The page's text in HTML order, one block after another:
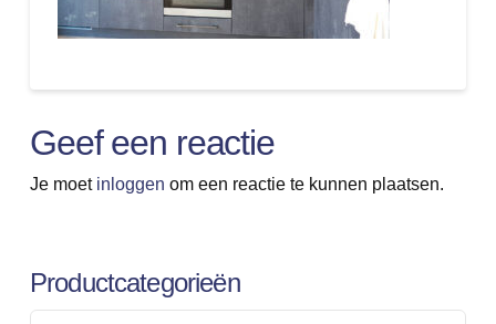
Geef een reactie
Je moet inloggen om een reactie te kunnen plaatsen.
Productcategorieën